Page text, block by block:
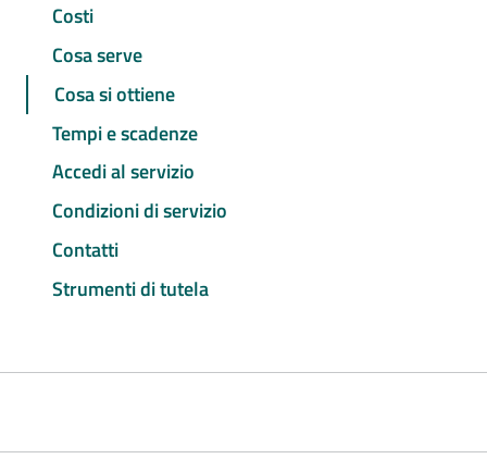
Costi
Cosa serve
Cosa si ottiene
Tempi e scadenze
Accedi al servizio
Condizioni di servizio
Contatti
Strumenti di tutela